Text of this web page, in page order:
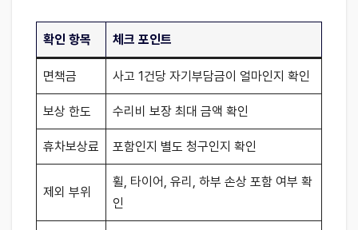
확인 항목 체크 포인트
면책금 사고 1건당 자기부담금이 얼마인지 확인
보상 한도 수리비 보장 최대 금액 확인
휴차보상료 포함인지 별도 청구인지 확인
제외 부위
휠, 타이어, 유리, 하부 손상 포함 여부 확
인